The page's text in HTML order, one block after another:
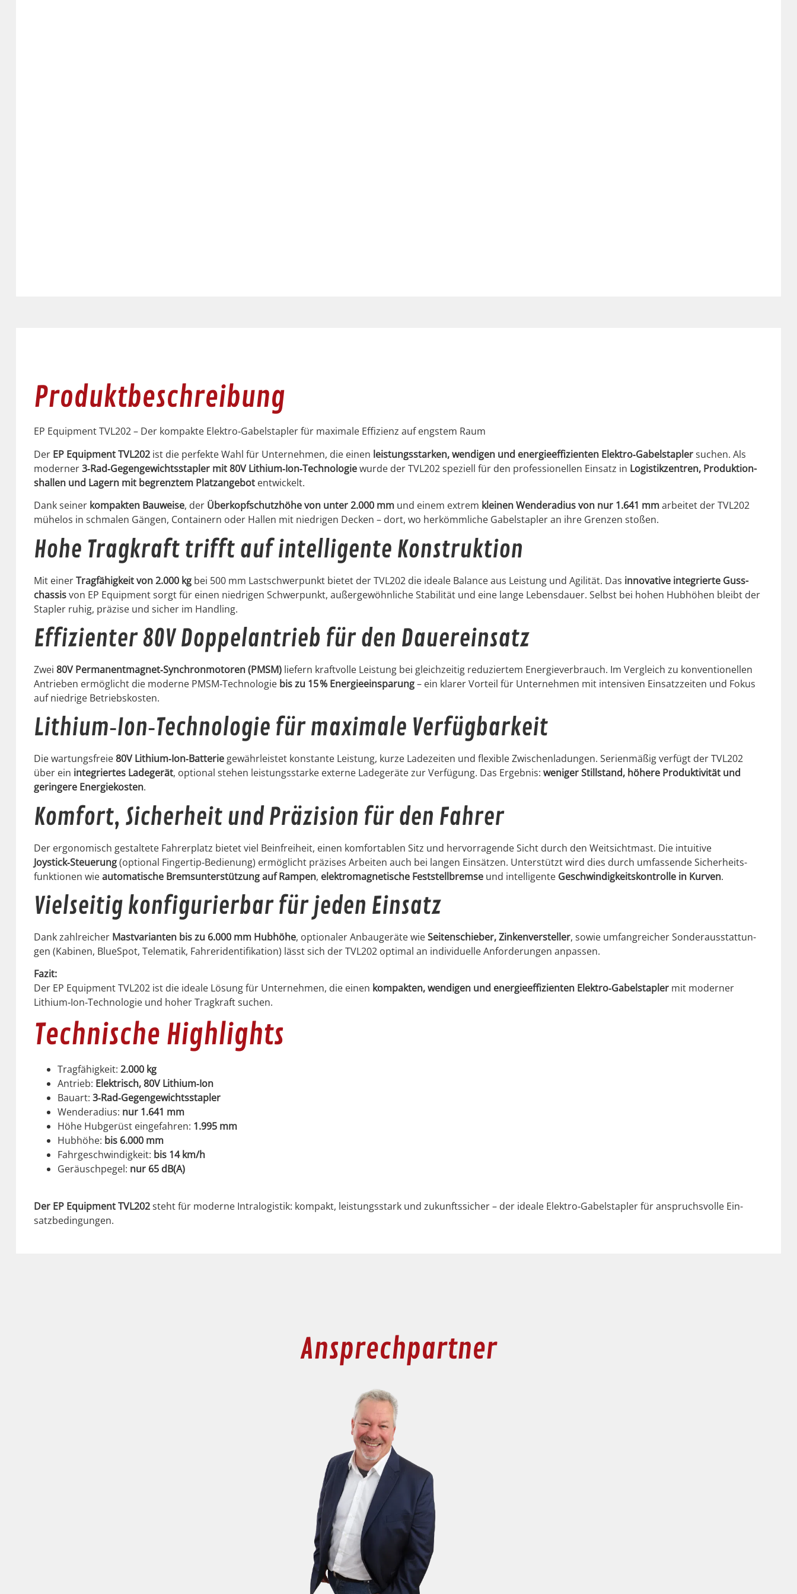
Produktbeschreibung
EP Equip­ment TVL202 – Der kom­pak­te Elektro‑Gabelstapler für max­i­male Effizienz auf eng­stem Raum
Der EP Equip­ment TVL202ist die per­fek­te Wahl für Unternehmen, die einen leis­tungsstarken, wendi­gen und energieef­fizien­ten Elektro‑Gabelstaplersuchen. Als
mod­ern­er3‑Rad‑Gegengewichtsstapler mit 80V Lithium‑Ion‑Technologiewurde der TVL202 speziell für den pro­fes­sionellen Ein­satz in Logis­tikzen­tren, Pro­duk­tion­
shallen und Lagern mit begren­ztem Platzange­botentwick­elt.
Dank sein­er kom­pak­ten Bauweise, der Überkopf­schutzhöhe von unter 2.000 mmund einem extrem kleinen Wen­dera­dius von nur 1.641 mmarbeit­et der TVL202
müh­e­los in schmalen Gän­gen, Con­tain­ern oder Hallen mit niedri­gen Deck­en – dort, wo herkömm­liche Gabel­sta­pler an ihre Gren­zen stoßen.
Hohe Tragkraft trifft auf intelligente Konstruktion
Mit ein­erTragfähigkeit von 2.000 kgbei 500 mm Lastschw­er­punkt bietet der TVL202 die ide­ale Bal­ance aus Leis­tung und Agilität. Das inno­v­a­tive inte­gri­erte Guss­
chas­sisvon EP Equip­ment sorgt für einen niedri­gen Schw­er­punkt, außergewöhn­liche Sta­bil­ität und eine lange Lebens­dauer. Selb­st bei hohen Hub­höhen bleibt der
Sta­pler ruhig, präzise und sich­er im Han­dling.
Effizienter 80V Doppelantrieb für den Dauereinsatz
Zwei 80V Permanentmagnet‑Synchronmotoren (PMSM)liefern kraftvolle Leis­tung bei gle­ichzeit­ig reduziertem Energie­ver­brauch. Im Ver­gle­ich zu kon­ven­tionellen
Antrieben ermöglicht die mod­erne PMSM‑Technologie bis zu 15 % Energieeinsparung– ein klar­er Vorteil für Unternehmen mit inten­siv­en Ein­satzzeit­en und Fokus
auf niedrige Betrieb­skosten.
Lithium‑Ion‑Technologie für maximale Verfügbarkeit
Die wartungs­freie80V Lithium‑Ion‑Batteriegewährleis­tet kon­stante Leis­tung, kurze Ladezeit­en und flex­i­ble Zwis­chen­ladun­gen. Serien­mäßig ver­fügt der TVL202
über ein inte­gri­ertes Ladegerät, option­al ste­hen leis­tungsstarke externe Ladegeräte zur Ver­fü­gung. Das Ergeb­nis: weniger Still­stand, höhere Pro­duk­tiv­ität und
gerin­gere Energiekosten.
Komfort, Sicherheit und Präzision für den Fahrer
Der ergonomisch gestal­tete Fahrerplatz bietet viel Bein­frei­heit, einen kom­fort­ablen Sitz und her­vor­ra­gende Sicht durch den Weit­sicht­mast. Die intu­itive
Joystick‑Steuerung(option­al Fingertip‑Bedienung) ermöglicht präzis­es Arbeit­en auch bei lan­gen Ein­sätzen. Unter­stützt wird dies durch umfassende Sicher­heits­
funk­tio­nen wieautoma­tis­che Brem­sun­ter­stützung auf Ram­p­en, elek­tro­mag­netis­che Fest­stell­bremseund intel­li­gente Geschwindigkeit­skon­trolle in Kur­ven.
Vielseitig konfigurierbar für jeden Einsatz
Dank zahlre­ich­er Mast­vari­anten bis zu 6.000 mm Hub­höhe, optionaler Anbaugeräte wieSeit­en­schieber, Zinken­ver­steller, sowie umfan­gre­ich­er Son­der­ausstat­tun­
gen (Kabi­nen, BlueSpot, Telematik, Fahreri­den­ti­fika­tion) lässt sich der TVL202 opti­mal an indi­vidu­elle Anforderun­gen anpassen.
Faz­it:
Der EP Equip­ment TVL202 ist die ide­ale Lösung für Unternehmen, die einen kom­pak­ten, wendi­gen und energieef­fizien­ten Elektro‑Gabelstaplermit mod­ern­er
Lithium‑Ion‑Technologie und hoher Tragkraft suchen.
Technische Highlights
Tragfähigkeit: 2.000 kg
Antrieb: Elek­trisch, 80V Lithium‑Ion
Bauart: 3‑Rad‑Gegengewichtsstapler
Wen­dera­dius: nur 1.641 mm
Höhe Hubgerüst einge­fahren: 1.995 mm
Hub­höhe: bis 6.000 mm
Fahrgeschwindigkeit: bis 14 km/h
Geräusch­pegel: nur 65 dB(A)
Der EP Equip­ment TVL202ste­ht für mod­erne Intral­o­gis­tik: kom­pakt, leis­tungsstark und zukun­ftssich­er – der ide­ale Elektro‑Gabelstapler für anspruchsvolle Ein­
satzbe­din­gun­gen.
Ansprechpartner